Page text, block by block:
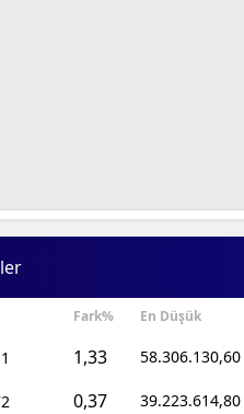
Fark% En Düşük
1,33 58.306.130,60
0,37 39.223.614,80